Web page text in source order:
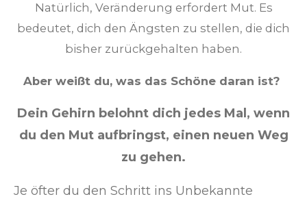
Natürlich, Veränderung erfordert Mut. Es
bedeutet, dich den Ängsten zu stellen, die dich
bisher zurückgehalten haben.
Aber weißt du, was das Schöne daran ist?
Dein Gehirn belohnt dich jedes Mal, wenn
du den Mut aufbringst, einen neuen Weg
zu gehen.
Je öfter du den Schritt ins Unbekannte